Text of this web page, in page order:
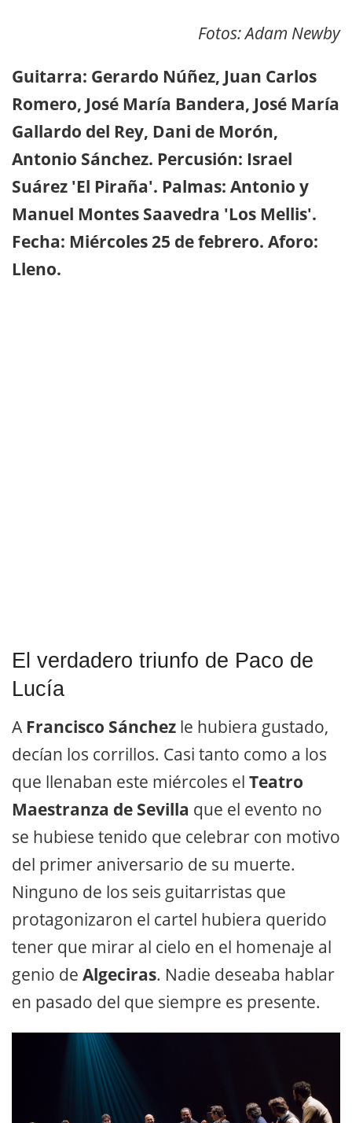
Fotos: Adam Newby
Guitarra: Gerardo Núñez, Juan Carlos
Romero, José María Bandera, José María
Gallardo del Rey, Dani de Morón,
Antonio Sánchez. Percusión: Israel
Suárez 'El Piraña'. Palmas: Antonio y
Manuel Montes Saavedra 'Los Mellis'.
Fecha: Miércoles 25 de febrero. Aforo:
Lleno.
El verdadero triunfo de Paco de
Lucía
A Francisco Sánchez le hubiera gustado,
decían los corrillos. Casi tanto como a los
que llenaban este miércoles el Teatro
Maestranza de Sevilla que el evento no
se hubiese tenido que celebrar con motivo
del primer aniversario de su muerte.
Ninguno de los seis guitarristas que
protagonizaron el cartel hubiera querido
tener que mirar al cielo en el homenaje al
genio de Algeciras. Nadie deseaba hablar
en pasado del que siempre es presente.